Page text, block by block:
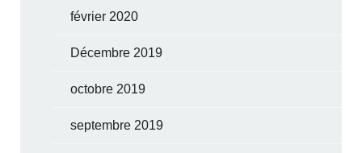
février 2020
Décembre 2019
octobre 2019
septembre 2019